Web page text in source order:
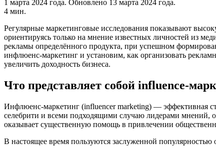
1 марта 2024 года. Обновлено 13 марта 2024 года.
4 мин.
Регулярные маркетинговые исследования показывают
ориентируясь только на мнение известных личностей из
рекламы определённого продукта, при успешном
инфлюенс-маркетинг и установим, как организовать
увеличить доходность бизнеса.
Что представляет собой influence-
Инфлюенс-маркетинг (influencer marketing) — эффективная
селебрити и всеми подходящими случаю лидерами мнений,
оказывает существенную помощь в привлечении
В настоящее время пользуются заслуженной